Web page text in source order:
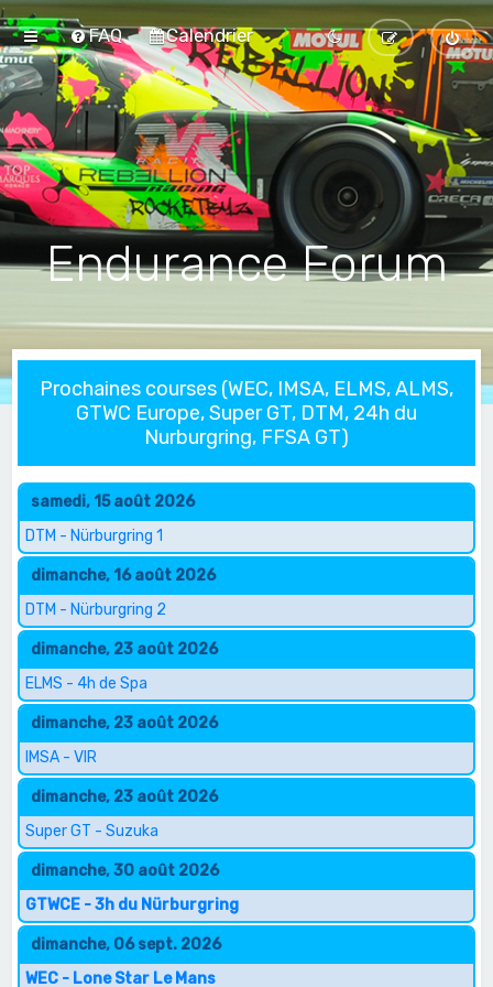
FAQ Calendrier
Endurance Forum
Prochaines courses (WEC, IMSA, ELMS, ALMS,
GTWC Europe, Super GT, DTM, 24h du
Nurburgring, FFSA GT)
samedi, 15 août 2026
DTM - Nürburgring 1
dimanche, 16 août 2026
DTM - Nürburgring 2
dimanche, 23 août 2026
ELMS - 4h de Spa
dimanche, 23 août 2026
IMSA - VIR
dimanche, 23 août 2026
Super GT - Suzuka
dimanche, 30 août 2026
GTWCE - 3h du Nürburgring
dimanche, 06 sept. 2026
WEC - Lone Star Le Mans